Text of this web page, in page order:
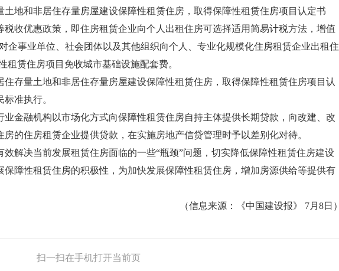
和非居住存量房屋建设保障性租赁住房，取得保障性租赁住房项目认定书
收优惠政策，即住房租赁企业向个人出租住房可选择适用简易计税方法，增值
企事业单位、社会团体以及其他组织向个人、专业化规模化住房租赁企业出租住
租赁住房项目免收城市基础设施配套费。
量土地和非居住存量房屋建设保障性租赁住房，取得保障性租赁住房项目认
准执行。
融机构以市场化方式向保障性租赁住房自持主体提供长期贷款，向改建、改
的住房租赁企业提供贷款，在实施房地产信贷管理时予以差别化对待。
决当前发展租赁住房面临的一些“瓶颈”问题，切实降低保障性租赁住房建设
障性租赁住房的积极性，为加快发展保障性租赁住房，增加房源供给等提供有
（信息来源：《中国建设报》 7月8日）
扫一扫在手机打开当前页